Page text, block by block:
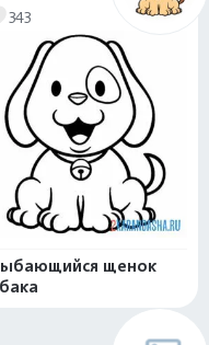
343
щенок